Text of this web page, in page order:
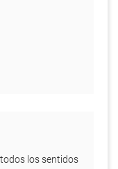
los sentidos